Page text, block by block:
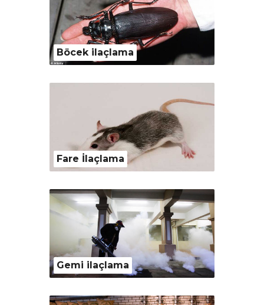
Böcek ilaçlama
Fare İlaçlama
Gemi ilaçlama